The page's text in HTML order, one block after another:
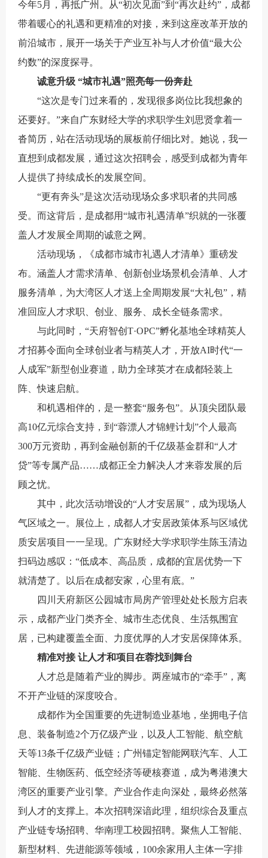
今年5月，再抵广州。从“初次见面”到“再次赴约”，成都
带着暖心的礼遇和更精准的对接，来到这座改革开放的
前沿城市，展开一场关于产业互补与人才价值“最大公
约数”的深度探寻。
诚意升级 “城市礼遇”照亮每一份奔赴
“这次是专门过来看的，发现很多岗位比我想象的
还要好。”来自广东财经大学的求职学生刘思贤拿着一
沓简历，站在活动现场的展板前仔细比对。她说，我一
直想到成都发展，通过这次招聘会，感受到成都为青年
人提供了持续成长的发展空间。
“更有奔头”是这次活动现场众多求职者的共同感
受。而这背后，是成都用“城市礼遇清单”织就的一张覆
盖人才发展全周期的诚意之网。
活动现场，《成都市城市礼遇人才清单》重磅发
布。涵盖人才需求清单、创新创业场景机会清单、人才
服务清单，为大湾区人才送上全周期发展“大礼包”，精
准回应人才求职、创业、服务、成长全链条需求。
与此同时，“天府智创T·OPC”孵化基地全球精英人
才招募令面向全球创业者与精英人才，开放AI时代“一
人成军”新型创业赛道，助力全球英才在成都轻装上
阵、快速启航。
和机遇相伴的，是一整套“服务包”。从顶尖团队最
高10亿元综合支持，到“蓉漂人才锦鲤计划”个人最高
300万元资助，再到金融创新的千亿级基金群和“人才
贷”等专属产品……成都正全力解决人才来蓉发展的后
顾之忧。
其中，此次活动增设的“人才安居展”，成为现场人
气区域之一。展位上，成都人才安居政策体系与区域优
质安居项目一一呈现。广东财经大学求职学生陈玉清边
扫码边感叹：“低成本、高品质，成都的宜居优势一下
就清楚了。以后在成都安家，心里有底。”
四川天府新区公园城市局房产管理处处长殷方启表
示，成都产业门类齐全、城市生态优良、生活氛围宜
居，已构建覆盖全面、力度优厚的人才安居保障体系。
精准对接 让人才和项目在蓉找到舞台
人才总是随着产业的脚步。两座城市的“牵手”，离
不开产业链的深度咬合。
成都作为全国重要的先进制造业基地，坐拥电子信
息、装备制造2个万亿级产业，以及人工智能、航空航
天等13条千亿级产业链；广州锚定智能网联汽车、人工
智能、生物医药、低空经济等硬核赛道，成为粤港澳大
湾区的重要产业引擎。产业合作走向深处，最终必然落
到人才的支撑上。本次招聘深谙此理，组织综合及重点
产业链专场招聘、华南理工校园招聘。聚焦人工智能、
新型材料、先进能源等领域，100余家用人主体一字排